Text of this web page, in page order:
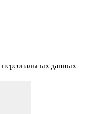
персональных данных